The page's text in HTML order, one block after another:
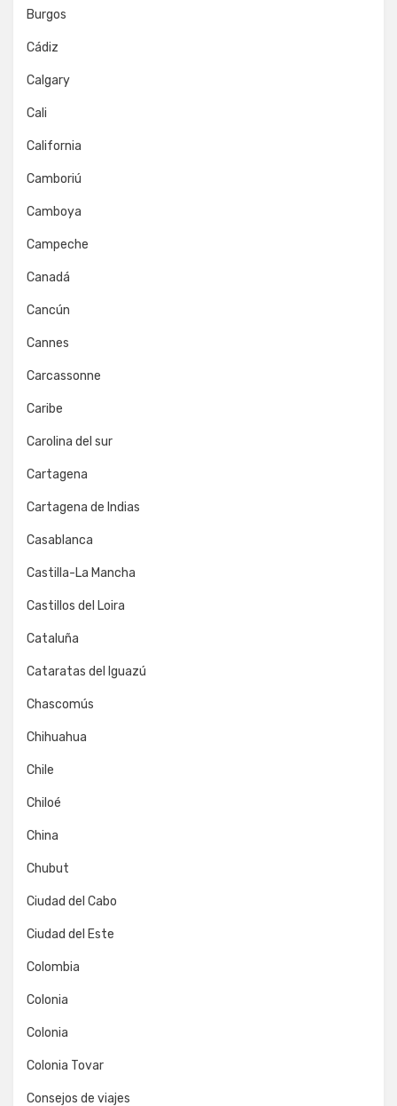
Burgos
Cádiz
Calgary
Cali
California
Camboriú
Camboya
Campeche
Canadá
Cancún
Cannes
Carcassonne
Caribe
Carolina del sur
Cartagena
Cartagena de Indias
Casablanca
Castilla-La Mancha
Castillos del Loira
Cataluña
Cataratas del Iguazú
Chascomús
Chihuahua
Chile
Chiloé
China
Chubut
Ciudad del Cabo
Ciudad del Este
Colombia
Colonia
Colonia
Colonia Tovar
Consejos de viajes